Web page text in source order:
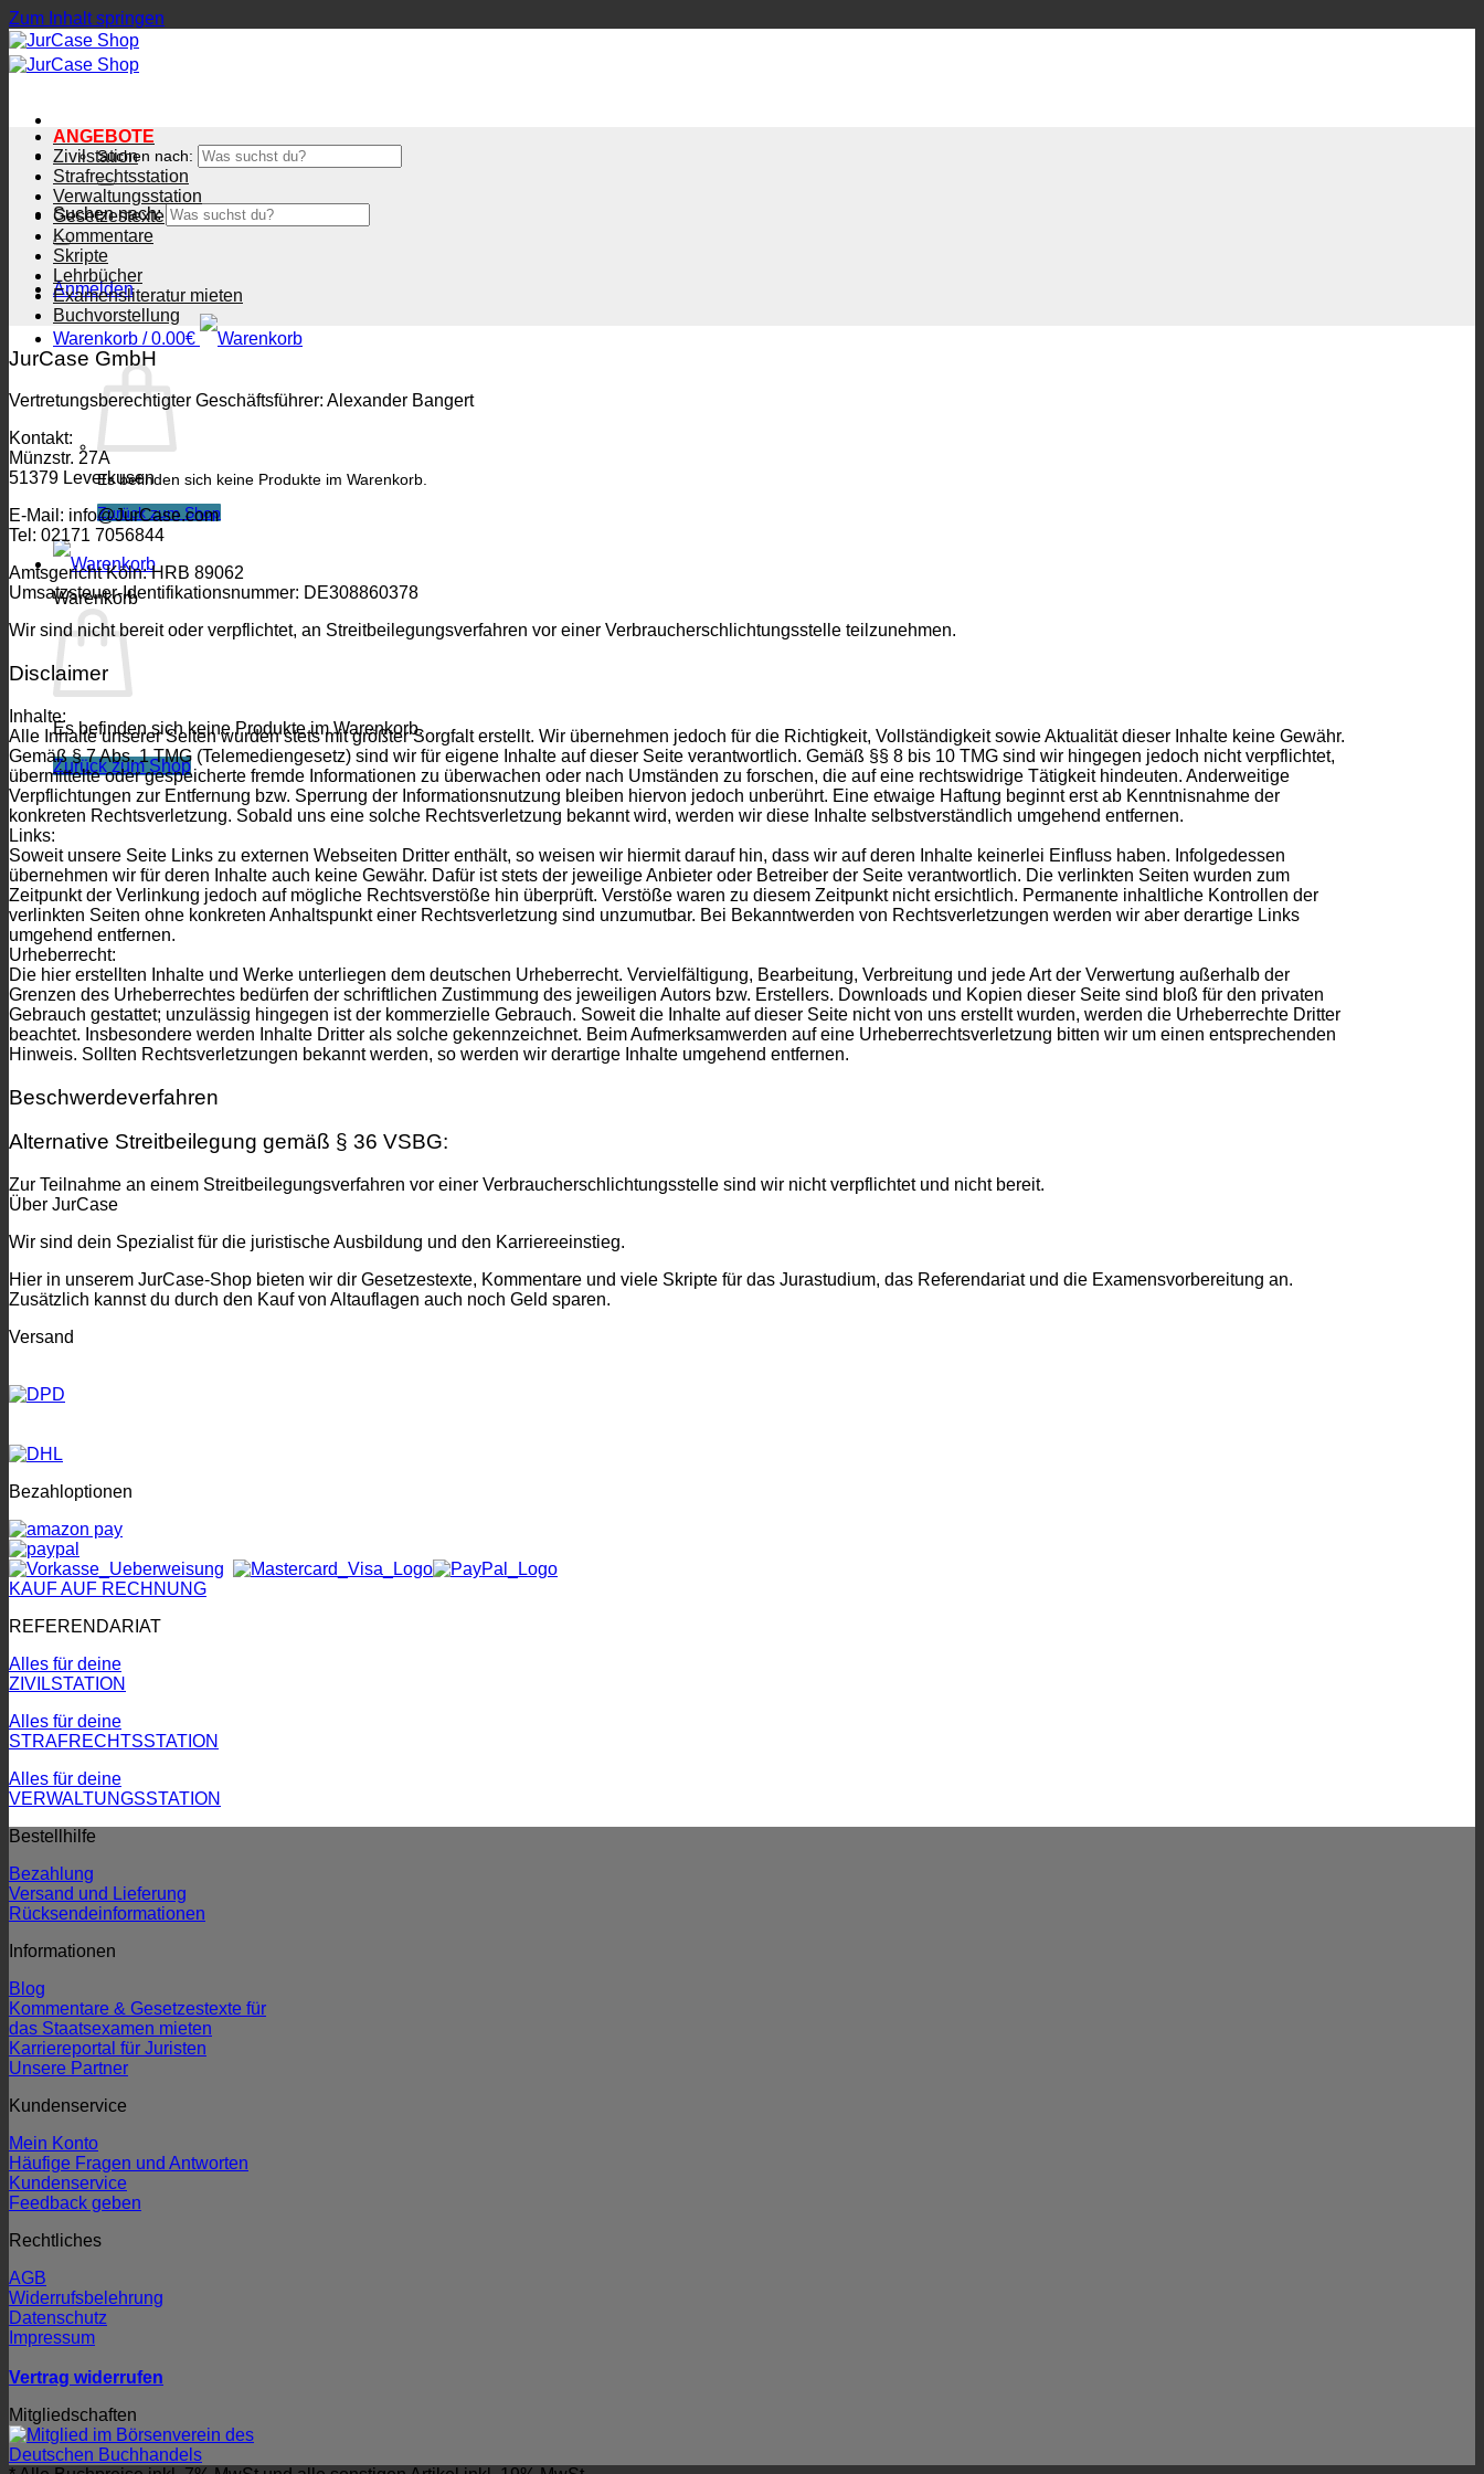
Zum Inhalt springen
Suchen nach:
Suchen nach:
Anmelden
Warenkorb /0.00€
Es befinden sich keine Produkte im Warenkorb.
Zurück zum Shop
Warenkorb
Es befinden sich keine Produkte im Warenkorb.
Zurück zum Shop
ANGEBOTE
Zivilstation
Strafrechtsstation
Verwaltungsstation
Gesetzestexte
Kommentare
Skripte
Lehrbücher
Examensliteratur mieten
Buchvorstellung
JurCase GmbH
Vertretungsberechtigter Geschäftsführer: Alexander Bangert
Kontakt:
Münzstr. 27A
51379 Leverkusen
E-Mail: info@JurCase.com
Tel: 02171 7056844
Amtsgericht Köln: HRB 89062
Umsatzsteuer-Identifikationsnummer: DE308860378
Wir sind nicht bereit oder verpflichtet, an Streitbeilegungsverfahren vor einer Verbraucherschlichtungsstelle teilzunehmen.
Disclaimer
Inhalte:
Alle Inhalte unserer Seiten wurden stets mit größter Sorgfalt erstellt. Wir übernehmen jedoch für die Richtigkeit, Vollständigkeit sowie Aktualität dieser Inhalte keine Gewähr.
Gemäß § 7 Abs. 1 TMG (Telemediengesetz) sind wir für eigene Inhalte auf dieser Seite verantwortlich. Gemäß §§ 8 bis 10 TMG sind wir hingegen jedoch nicht verpflichtet,
übermittelte oder gespeicherte fremde Informationen zu überwachen oder nach Umständen zu forschen, die auf eine rechtswidrige Tätigkeit hindeuten. Anderweitige
Verpflichtungen zur Entfernung bzw. Sperrung der Informationsnutzung bleiben hiervon jedoch unberührt. Eine etwaige Haftung beginnt erst ab Kenntnisnahme der
konkreten Rechtsverletzung. Sobald uns eine solche Rechtsverletzung bekannt wird, werden wir diese Inhalte selbstverständlich umgehend entfernen.
Links:
Soweit unsere Seite Links zu externen Webseiten Dritter enthält, so weisen wir hiermit darauf hin, dass wir auf deren Inhalte keinerlei Einfluss haben. Infolgedessen
übernehmen wir für deren Inhalte auch keine Gewähr. Dafür ist stets der jeweilige Anbieter oder Betreiber der Seite verantwortlich. Die verlinkten Seiten wurden zum
Zeitpunkt der Verlinkung jedoch auf mögliche Rechtsverstöße hin überprüft. Verstöße waren zu diesem Zeitpunkt nicht ersichtlich. Permanente inhaltliche Kontrollen der
verlinkten Seiten ohne konkreten Anhaltspunkt einer Rechtsverletzung sind unzumutbar. Bei Bekanntwerden von Rechtsverletzungen werden wir aber derartige Links
umgehend entfernen.
Urheberrecht:
Die hier erstellten Inhalte und Werke unterliegen dem deutschen Urheberrecht. Vervielfältigung, Bearbeitung, Verbreitung und jede Art der Verwertung außerhalb der
Grenzen des Urheberrechtes bedürfen der schriftlichen Zustimmung des jeweiligen Autors bzw. Erstellers. Downloads und Kopien dieser Seite sind bloß für den privaten
Gebrauch gestattet; unzulässig hingegen ist der kommerzielle Gebrauch. Soweit die Inhalte auf dieser Seite nicht von uns erstellt wurden, werden die Urheberrechte Dritter
beachtet. Insbesondere werden Inhalte Dritter als solche gekennzeichnet. Beim Aufmerksamwerden auf eine Urheberrechtsverletzung bitten wir um einen entsprechenden
Hinweis. Sollten Rechtsverletzungen bekannt werden, so werden wir derartige Inhalte umgehend entfernen.
Beschwerdeverfahren
Alternative Streitbeilegung gemäß § 36 VSBG:
Zur Teilnahme an einem Streitbeilegungsverfahren vor einer Verbraucherschlichtungsstelle sind wir nicht verpflichtet und nicht bereit.
Über JurCase
Wir sind dein Spezialist für die juristische Ausbildung und den Karriereeinstieg.
Hier in unserem JurCase-Shop bieten wir dir Gesetzestexte, Kommentare und viele Skripte für das Jurastudium, das Referendariat und die Examensvorbereitung an.
Zusätzlich kannst du durch den Kauf von Altauflagen auch noch Geld sparen.
Versand
Bezahloptionen
KAUF AUF RECHNUNG
REFERENDARIAT
Alles für deine
ZIVILSTATION
Alles für deine
STRAFRECHTSSTATION
Alles für deine
VERWALTUNGSSTATION
Bestellhilfe
Bezahlung
Versand und Lieferung
Rücksendeinformationen
Informationen
Blog
Kommentare & Gesetzestexte für
das Staatsexamen mieten
Karriereportal für Juristen
Unsere Partner
Kundenservice
Mein Konto
Häufige Fragen und Antworten
Kundenservice
Feedback geben
Rechtliches
AGB
Widerrufsbelehrung
Datenschutz
Impressum
Vertrag widerrufen
Mitgliedschaften